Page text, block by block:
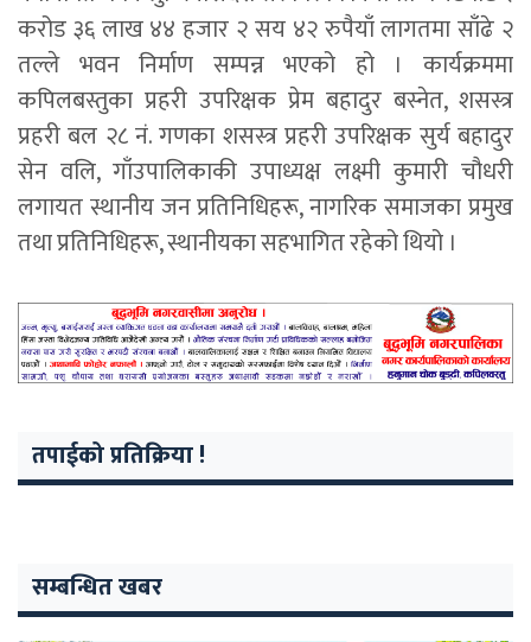
करोड ३६ लाख ४४ हजार २ सय ४२ रुपैयाँ लागतमा साँढे २
तल्ले भवन निर्माण सम्पन्न भएको हो । कार्यक्रममा
कपिलबस्तुका प्रहरी उपरिक्षक प्रेम बहादुर बस्नेत, शसस्त्र
प्रहरी बल २८ नं. गणका शसस्त्र प्रहरी उपरिक्षक सुर्य बहादुर
सेन वलि, गाँउपालिकाकी उपाध्यक्ष लक्ष्मी कुमारी चौधरी
लगायत स्थानीय जन प्रतिनिधिहरू, नागरिक समाजका प्रमुख
तथा प्रतिनिधिहरू, स्थानीयका सहभागित रहेको थियो ।
तपाईको प्रतिक्रिया !
सम्बन्धित खबर